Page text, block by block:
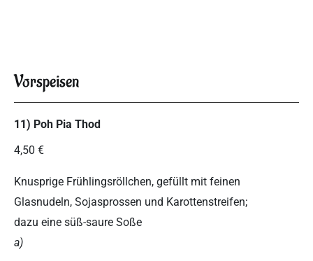
Vorspeisen
11) Poh Pia Thod
4,50 €
Knusprige Frühlingsröllchen, gefüllt mit feinen
Glasnudeln, Sojasprossen und Karottenstreifen;
dazu eine süß-saure Soße
a)